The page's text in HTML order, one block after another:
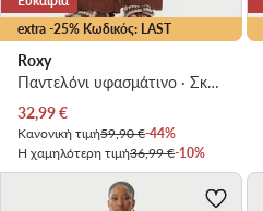
extra -25% Κωδικός: LAST
Roxy
Παντελόνι υφασμάτινο · Σκούρο καφέ
Τρέχουσα τιμή
32,99€
Κανονική τιμή59,90 €-44%
Η χαμηλότερη τιμή36,99 €-10%